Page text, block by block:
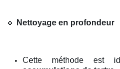
🔹 Nettoyage en profondeur
Cette méthode est